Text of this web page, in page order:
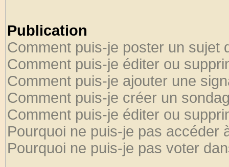
Publication
Comment puis-je poster un sujet
Comment puis-je éditer ou
Comment puis-je ajouter une
Comment puis-je créer un
Comment puis-je éditer ou
Pourquoi ne puis-je pas accéder
Pourquoi ne puis-je pas voter